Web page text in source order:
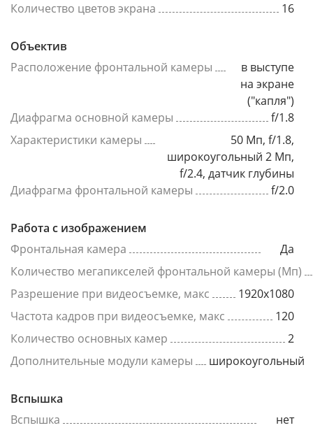
Количество цветов экрана
16
Объектив
Расположение фронтальной камеры
в выступе
на экране
("капля")
Диафрагма основной камеры
f/1.8
Характеристики камеры
50 Мп, f/1.8,
широкоугольный 2 Мп,
f/2.4, датчик глубины
Диафрагма фронтальной камеры
f/2.0
Работа с изображением
Фронтальная камера
Да
Количество мегапикселей фронтальной камеры (Мп)
Разрешение при видеосъемке, макс
1920x1080
Частота кадров при видеосъемке, макс
120
Количество основных камер
2
Дополнительные модули камеры
широкоугольный
Вспышка
Вспышка
нет